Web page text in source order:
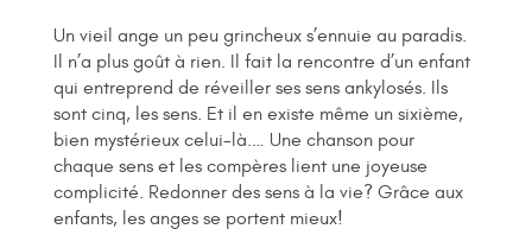
Un vieil ange un peu grincheux s’ennuie au paradis.
Il n’a plus goût à rien. Il fait la rencontre d’un enfant
qui entreprend de réveiller ses sens ankylosés. Ils
sont cinq, les sens. Et il en existe même un sixième,
bien mystérieux celui-là.… Une chanson pour
chaque sens et les compères lient une joyeuse
complicité. Redonner des sens à la vie? Grâce aux
enfants, les anges se portent mieux!